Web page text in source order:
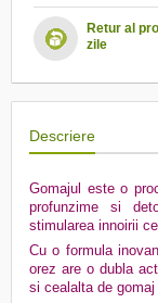
Retur al
zile
Descriere
Gomajul este o
profunzime si
stimularea innoirii
Cu o formula
orez are o dubla
si cealalta de